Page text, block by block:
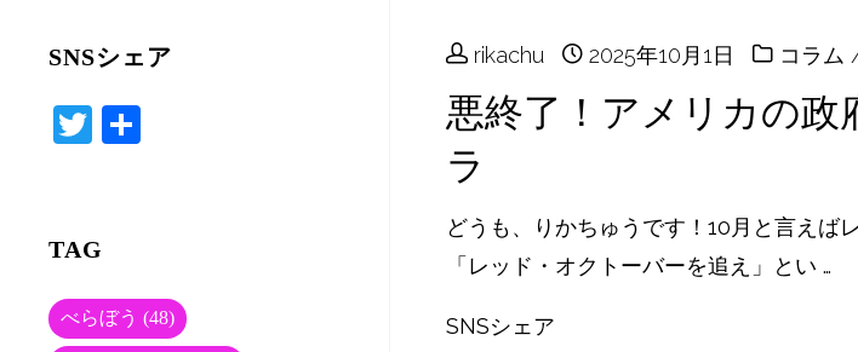
rikachu 2025年10月1日 コラム
悪終了！アメリカの政
ラ
どうも、りかちゅうです！10月と言えば
「レッド・オクトーバーを追え」とい …
SNSシェア
SNSシェア
T
r
TAG
べらぼう (48)